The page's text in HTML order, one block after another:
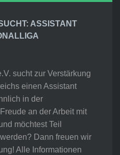
ASSISTANT
sucht zur Verstärkung
einen Assistant
in der
an der Arbeit mit
möchtest Teil
Dann freuen wir
Alle Informationen